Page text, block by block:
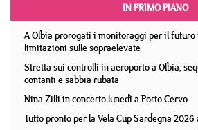
IN PRIMO PIANO
A Olbia prorogati i monitoraggi per il
limitazioni sulle sopraelevate
Stretta sui controlli in aeroporto a Olbia,
contanti e sabbia rubata
Nina Zilli in concerto lunedì a Porto Cervo
Tutto pronto per la Vela Cup Sardegna